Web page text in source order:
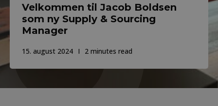
Velkommen til Jacob Boldsen
som ny Supply & Sourcing
Manager
15. august 2024 2 minutes read